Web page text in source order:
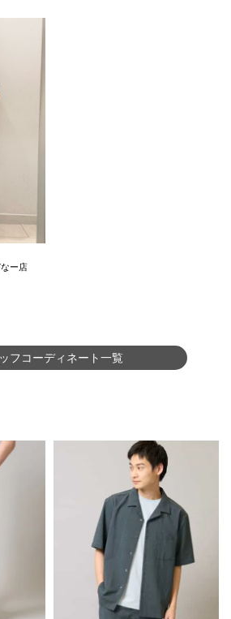
ー店
フコーディネート一覧